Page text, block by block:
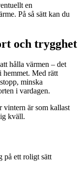
en
På så sätt kan du
och trygghet
hålla värmen – det
hemmet. Med rätt
minska
i vardagen.
vintern är som kallast
kväll.
på ett roligt sätt